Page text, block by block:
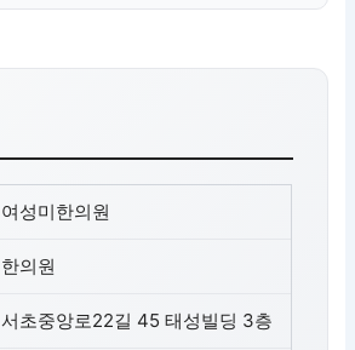
여성미한의원
한의원
서초중앙로22길 45 태성빌딩 3층